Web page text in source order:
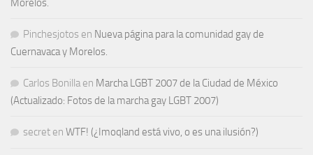
Pinchesjotos en Nueva página para la comunidad gay de
Cuernavaca y Morelos.
Carlos Bonilla en Marcha LGBT 2007 de la Ciudad de México
(Actualizado: Fotos de la marcha gay LGBT 2007)
secret en WTF! (¿Imoqland está vivo, o es una ilusión?)